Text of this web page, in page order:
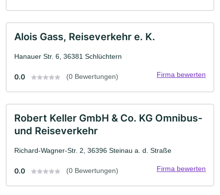
Alois Gass, Reiseverkehr e. K.
Hanauer Str. 6, 36381 Schlüchtern
0.0 (0 Bewertungen) Firma bewerten
Robert Keller GmbH & Co. KG Omnibus-
und Reiseverkehr
Richard-Wagner-Str. 2, 36396 Steinau a. d. Straße
0.0 (0 Bewertungen) Firma bewerten